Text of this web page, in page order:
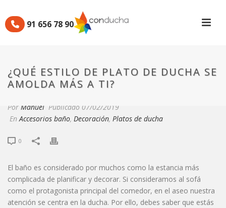
91 656 78 90
¿QUÉ ESTILO DE PLATO DE DUCHA SE
AMOLDA MÁS A TI?
DUCHA SE AMOLDA MÁS A
TI?
Por Manuel Publicado 07/02/2019
En Accesorios baño, Decoración, Platos de ducha
0
El baño es considerado por muchos como la estancia más
complicada de planificar y decorar. Si consideramos al sofá
como el protagonista principal del comedor, en el aseo nuestra
atención se centra en la ducha. Por ello, debes saber que estás